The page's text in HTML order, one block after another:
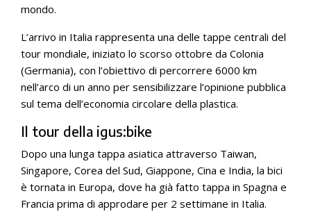
mondo.
L’arrivo in Italia rappresenta una delle tappe centrali del
tour mondiale, iniziato lo scorso ottobre da Colonia
(Germania), con l’obiettivo di percorrere 6000 km
nell’arco di un anno per sensibilizzare l’opinione pubblica
sul tema dell’economia circolare della plastica.
Il tour della igus:bike
Dopo una lunga tappa asiatica attraverso Taiwan,
Singapore, Corea del Sud, Giappone, Cina e India, la bici
è tornata in Europa, dove ha già fatto tappa in Spagna e
Francia prima di approdare per 2 settimane in Italia.